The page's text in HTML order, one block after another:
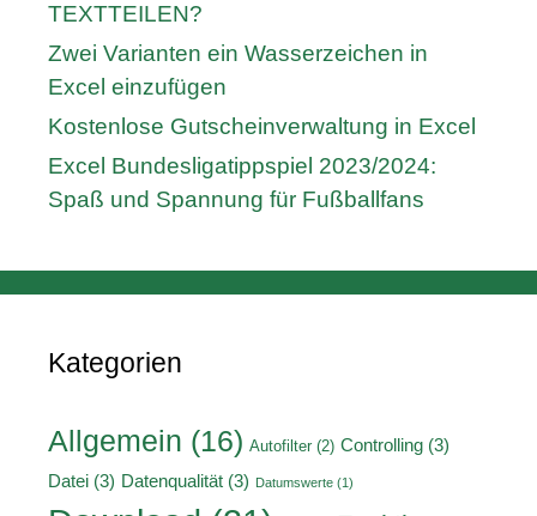
TEXTTEILEN?
Zwei Varianten ein Wasserzeichen in
Excel einzufügen
Kostenlose Gutscheinverwaltung in Excel
Excel Bundesligatippspiel 2023/2024:
Spaß und Spannung für Fußballfans
Kategorien
Allgemein (16) Autofilter (2) Controlling (3)
Datei (3) Datenqualität (3) Datumswerte (1)